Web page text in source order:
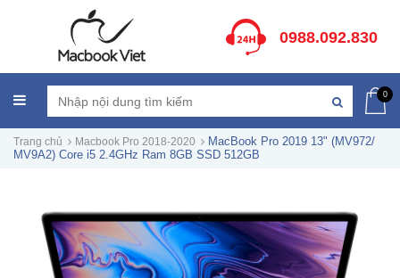
0988.092.830
0
Trang chủ Macbook Pro 2018-2020
MacBook Pro 2019 13" (MV972/
MV9A2) Core i5 2.4GHz Ram 8GB SSD 512GB